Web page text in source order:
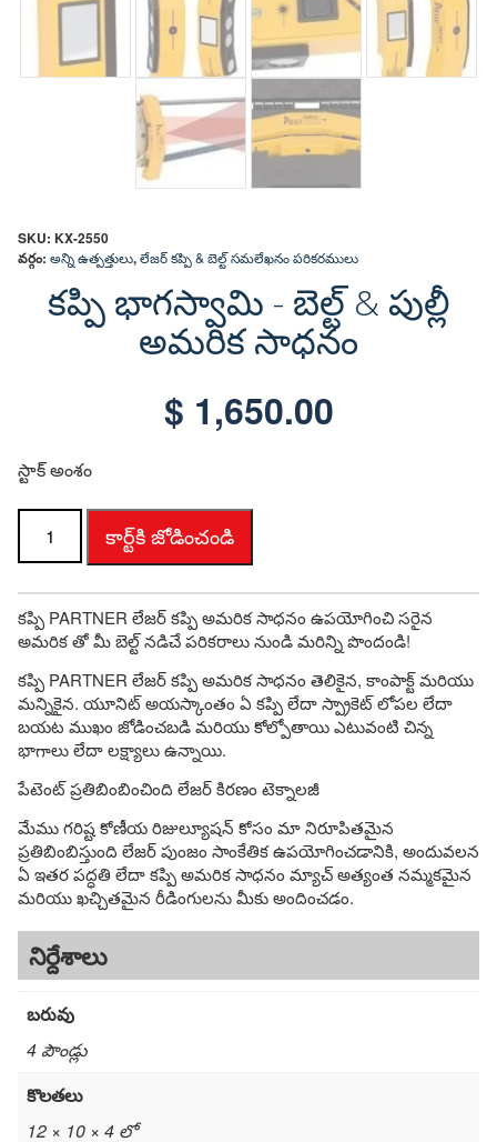
SKU: KX-2550
వర్గం: అన్ని ఉత్పత్తులు,లేజర్ కప్పి & బెల్ట్ సమలేఖనం పరికరములు
కప్పి భాగస్వామి - బెల్ట్ & పుల్లీ
అమరిక సాధనం
$ 1,650.00
స్టాక్ అంశం
పుల్లీ
భాగస్వామి
పరిమాణం
కార్ట్‌కి జోడించండి
కప్పి PARTNER లేజర్ కప్పి అమరిక సాధనం ఉపయోగించి సరైన
అమరిక తో మీ బెల్ట్ నడిచే పరికరాలు నుండి మరిన్ని పొందండి!
కప్పి PARTNER లేజర్ కప్పి అమరిక సాధనం తెలికైన, కాంపాక్ట్ మరియు
మన్నికైన. యూనిట్ అయస్కాంతం ఏ కప్పి లేదా స్ప్రాకెట్ లోపల లేదా
బయట ముఖం జోడించబడి మరియు కోల్పోతాయి ఎటువంటి చిన్న
భాగాలు లేదా లక్ష్యాలు ఉన్నాయి.
పేటెంట్ ప్రతిబింబించింది లేజర్ కిరణం టెక్నాలజీ
మేము గరిష్ట కోణీయ రిజుల్యూషన్ కోసం మా నిరూపితమైన
ప్రతిబింబిస్తుంది లేజర్ పుంజం సాంకేతిక ఉపయోగించడానికి, అందువలన
ఏ ఇతర పద్ధతి లేదా కప్పి అమరిక సాధనం మ్యాచ్ అత్యంత నమ్మకమైన
మరియు ఖచ్చితమైన రీడింగులను మీకు అందించడం.
నిర్దేశాలు
బరువు
4 పౌండ్లు
కొలతలు
12 × 10 × 4 లో